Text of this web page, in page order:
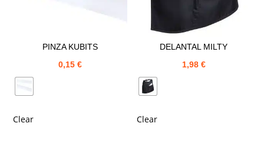
PINZA KUBITS
0,15€
Clear
DELANTAL MILTY
1,98 €
Clear